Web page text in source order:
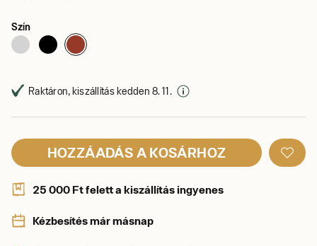
Szín
Raktáron, kiszállítás kedden 8. 11.
HOZZÁADÁS A KOSÁRHOZ
25 000 Ft felett a kiszállítás ingyenes
Kézbesítés már másnap